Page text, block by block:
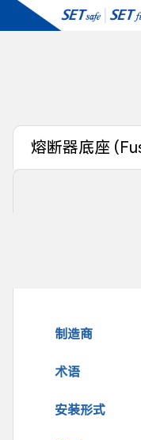
熔断器底座
制造商
术语
安装形式